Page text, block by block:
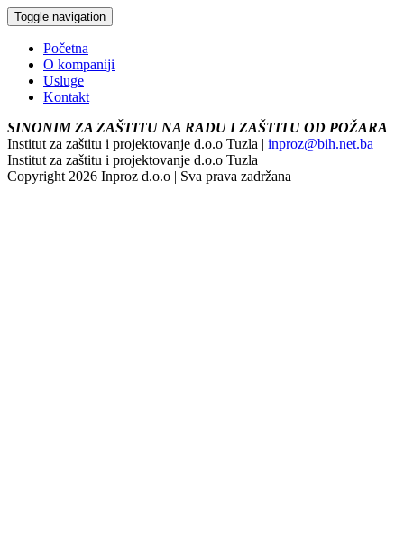
Toggle navigation
Početna
O kompaniji
Usluge
Kontakt
SINONIM ZA ZAŠTITU NA RADU I ZAŠTITU OD POŽARA
Institut za zaštitu i projektovanje d.o.o Tuzla | inproz@bih.net.ba
Institut za zaštitu i projektovanje d.o.o Tuzla
Copyright 2026 Inproz d.o.o | Sva prava zadržana